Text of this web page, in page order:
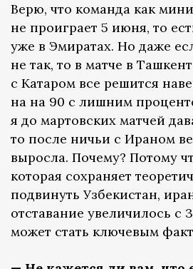
Верю, что команда как
не проиграет 5 июня, то
уже в Эмиратах. Но даже
не так, то в матче в
с Катаром все решится
на на 90 с лишним
я до мартовских матчей
то после ничьи с Ираном
выросла. Почему? Потому
которая сохраняет
подвинуть Узбекистан,
отставание увеличилось с
может стать ключевым